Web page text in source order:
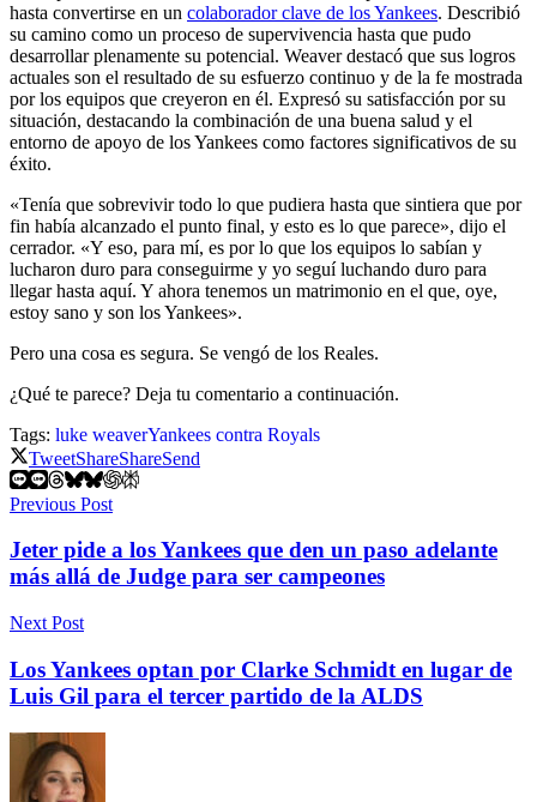
hasta convertirse en un colaborador clave de los Yankees. Describió
su camino como un proceso de supervivencia hasta que pudo
desarrollar plenamente su potencial. Weaver destacó que sus logros
actuales son el resultado de su esfuerzo continuo y de la fe mostrada
por los equipos que creyeron en él. Expresó su satisfacción por su
situación, destacando la combinación de una buena salud y el
entorno de apoyo de los Yankees como factores significativos de su
éxito.
«Tenía que sobrevivir todo lo que pudiera hasta que sintiera que por
fin había alcanzado el punto final, y esto es lo que parece», dijo el
cerrador. «Y eso, para mí, es por lo que los equipos lo sabían y
lucharon duro para conseguirme y yo seguí luchando duro para
llegar hasta aquí. Y ahora tenemos un matrimonio en el que, oye,
estoy sano y son los Yankees».
Pero una cosa es segura. Se vengó de los Reales.
¿Qué te parece? Deja tu comentario a continuación.
Tags: luke weaverYankees contra Royals
TweetShareShareSend
Previous Post
Jeter pide a los Yankees que den un paso adelante
más allá de Judge para ser campeones
Next Post
Los Yankees optan por Clarke Schmidt en lugar de
Luis Gil para el tercer partido de la ALDS